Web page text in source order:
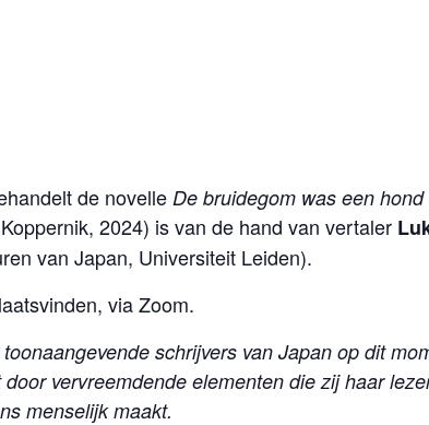
de novelle De bruidegom was een hond
2024) is van de hand van vertaler
van Japan, Universiteit Leiden).
via Zoom.
schrijvers van Japan op dit
vervreemdende elementen die zij haar
menselijk maakt.